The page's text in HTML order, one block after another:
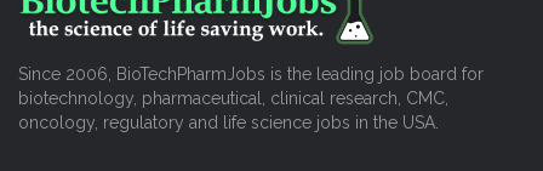
Since 2006, BioTechPharmJobs is the leading job board for
biotechnology, pharmaceutical, clinical research, CMC,
oncology, regulatory and life science jobs in the USA.